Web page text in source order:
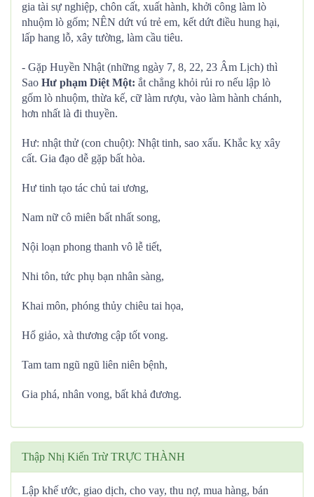
gia tài sự nghiệp, chôn cất, xuất hành, khởi công làm lò
nhuộm lò gốm; NÊN dứt vú trẻ em, kết dứt điều hung hại,
lấp hang lỗ, xây tường, làm cầu tiêu.
- Gặp Huyền Nhật (những ngày 7, 8, 22, 23 Âm Lịch) thì
Sao Hư phạm Diệt Một: ắt chẳng khỏi rủi ro nếu lập lò
gốm lò nhuộm, thừa kế, cữ làm rượu, vào làm hành chánh,
hơn nhất là đi thuyền.
Hư: nhật thử (con chuột): Nhật tinh, sao xấu. Khắc kỵ xây
cất. Gia đạo dễ gặp bất hòa.
Hư tinh tạo tác chủ tai ương,
Nam nữ cô miên bất nhất song,
Nội loạn phong thanh vô lễ tiết,
Nhi tôn, tức phụ bạn nhân sàng,
Khai môn, phóng thủy chiêu tai họa,
Hổ giảo, xà thương cập tốt vong.
Tam tam ngũ ngũ liên niên bệnh,
Gia phá, nhân vong, bất khả đương.
Thập Nhị Kiến Trừ TRỰC THÀNH
Lập khế ước, giao dịch, cho vay, thu nợ, mua hàng, bán